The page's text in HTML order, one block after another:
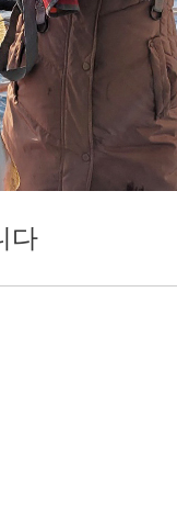
다